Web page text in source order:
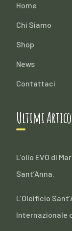
Home
Chi Siamo
Shop
News
Contattaci
Ultimi
L’olio EVO di
Sant’Anna.
L’Oleificio
Internazionale